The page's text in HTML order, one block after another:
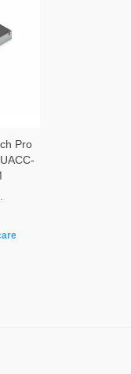
Pro